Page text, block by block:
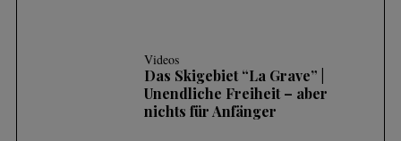
Videos
Das Skigebiet “La Grave” |
Unendliche Freiheit – aber
nichts für Anfänger